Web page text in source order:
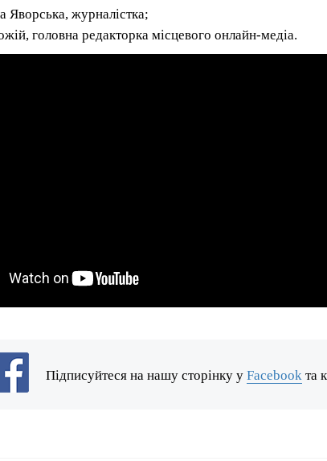
Яворська, журналістка;
головна редакторка місцевого онлайн-медіа.
Підписуйтеся на нашу сторінку уFacebook та